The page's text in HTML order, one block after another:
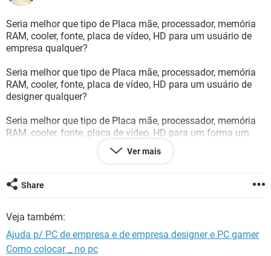
INSTAGRAM
GUIA DE COMPRAS
INSTAGRAM GMAIL
GUIA DE COMPRAS
JOGOS
CELULAR FACEBOOK
OUTLOOK
GUIA DE COMPRAS
Seria melhor que tipo de Placa mãe, processador, memória
RAM, cooler, fonte, placa de vídeo, HD para um usuário de
empresa qualquer?
Seria melhor que tipo de Placa mãe, processador, memória
RAM, cooler, fonte, placa de vídeo, HD para um usuário de
designer qualquer?
Seria melhor que tipo de Placa mãe, processador, memória
RAM, cooler, fonte, placa de vídeo, HD para um forma um
normal usar Linux por ser gratuito, pois seria muito caro
impor Windows original pago para todos.
E para um usuário de designer um MAC e Linus são ótimos
certo?
Ver mais
Share
Veja também:
Ajuda p/ PC de empresa e de empresa designer e PC gamer
Como colocar _ no pc